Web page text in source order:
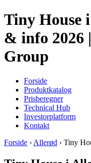
Tiny House
& info
Group
Forside
Produktkatalog
Prisberegner
Technical Hub
Investorplatform
Kontakt
Forside › Allerød › Tiny